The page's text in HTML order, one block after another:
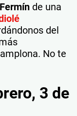
de una
del
No te
3 de